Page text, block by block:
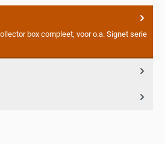
box compleet, voor o.a. Signet serie